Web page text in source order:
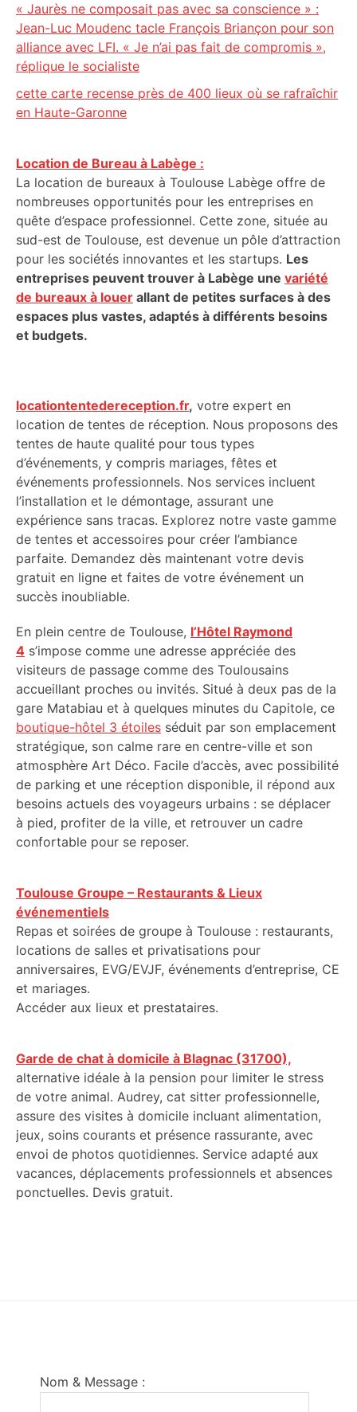
« Jaurès ne composait pas avec sa conscience » :
Jean-Luc Moudenc tacle François Briançon pour son
alliance avec LFI. « Je n’ai pas fait de compromis »,
réplique le socialiste
cette carte recense près de 400 lieux où se rafraîchir
en Haute-Garonne
Location de Bureau à Labège :
La location de bureaux à Toulouse Labège offre de
nombreuses opportunités pour les entreprises en
quête d’espace professionnel. Cette zone, située au
sud-est de Toulouse, est devenue un pôle d’attraction
pour les sociétés innovantes et les startups. Les
entreprises peuvent trouver à Labège une variété
de bureaux à louer allant de petites surfaces à des
espaces plus vastes, adaptés à différents besoins
et budgets.
locationtentedereception.fr, votre expert en
location de tentes de réception. Nous proposons des
tentes de haute qualité pour tous types
d’événements, y compris mariages, fêtes et
événements professionnels. Nos services incluent
l’installation et le démontage, assurant une
expérience sans tracas. Explorez notre vaste gamme
de tentes et accessoires pour créer l’ambiance
parfaite. Demandez dès maintenant votre devis
gratuit en ligne et faites de votre événement un
succès inoubliable.
En plein centre de Toulouse, l’Hôtel Raymond
4 s’impose comme une adresse appréciée des
visiteurs de passage comme des Toulousains
accueillant proches ou invités. Situé à deux pas de la
gare Matabiau et à quelques minutes du Capitole, ce
boutique-hôtel 3 étoiles séduit par son emplacement
stratégique, son calme rare en centre-ville et son
atmosphère Art Déco. Facile d’accès, avec possibilité
de parking et une réception disponible, il répond aux
besoins actuels des voyageurs urbains : se déplacer
à pied, profiter de la ville, et retrouver un cadre
confortable pour se reposer.
Toulouse Groupe – Restaurants & Lieux
événementiels
Repas et soirées de groupe à Toulouse : restaurants,
locations de salles et privatisations pour
anniversaires, EVG/EVJF, événements d’entreprise, CE
et mariages.
Accéder aux lieux et prestataires.
Garde de chat à domicile à Blagnac (31700),
alternative idéale à la pension pour limiter le stress
de votre animal. Audrey, cat sitter professionnelle,
assure des visites à domicile incluant alimentation,
jeux, soins courants et présence rassurante, avec
envoi de photos quotidiennes. Service adapté aux
vacances, déplacements professionnels et absences
ponctuelles. Devis gratuit.
Nom & Message :